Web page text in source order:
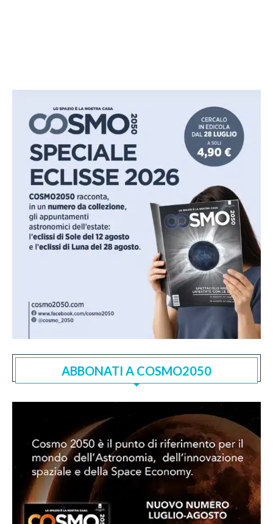
ABBONATI A COSMO2050